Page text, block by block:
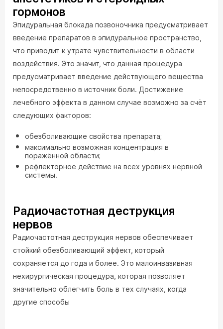
гормонов
Эпидуральная блокада позвоночника предусматривает
введение препаратов в эпидуральное пространство,
что приводит к утрате чувствительности в области
воздействия. Это значит, что данная процедура
предусматривает введение действующего вещества
непосредственно в источник боли. Достижение
лечебного эффекта в данном случае возможно за счёт
следующих факторов:
обезболивающие свойства препарата;
максимально возможная концентрация в
поражённой области;
рефлекторное действие на всех уровнях нервной
системы.
Радиочастотная деструкция
нервов
Радиочастотная деструкция нервов обеспечивает
стойкий обезболивающий эффект, который
сохраняется до года и более. Это малоинвазивная
нехирургическая процедура, которая позволяет
значительно облегчить боль в тех случаях, когда
другие способы